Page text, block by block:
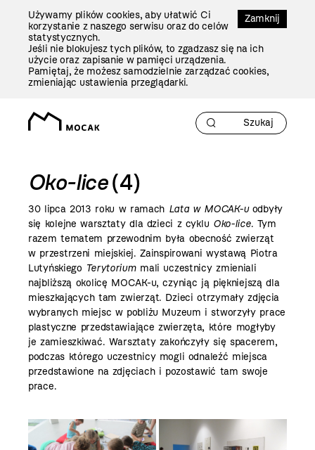
Zamknij
Używamy plików cookies, aby ułatwić Ci
korzystanie z naszego serwisu oraz do celów
statystycznych.
Jeśli nie blokujesz tych plików, to zgadzasz się na ich
użycie oraz zapisanie w pamięci urządzenia.
Pamiętaj, że możesz samodzielnie zarządzać cookies,
zmieniając ustawienia przeglądarki.
Oko-lice(4)
30 lipca 2013 roku w ramach Lata w MOCAK-u odbyły
się kolejne warsztaty dla dzieci z cyklu Oko-lice. Tym
razem tematem przewodnim była obecność zwierząt
w przestrzeni miejskiej. Zainspirowani wystawą Piotra
Lutyńskiego Terytoriummali uczestnicy zmieniali
najbliższą okolicę MOCAK-u, czyniąc ją piękniejszą dla
mieszkających tam zwierząt. Dzieci otrzymały zdjęcia
wybranych miejsc w pobliżu Muzeum i stworzyły prace
plastyczne przedstawiające zwierzęta, które mogłyby
je zamieszkiwać. Warsztaty zakończyły się spacerem,
podczas którego uczestnicy mogli odnaleźć miejsca
przedstawione na zdjęciach i pozostawić tam swoje
prace.